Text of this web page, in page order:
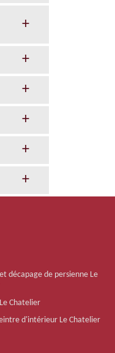
décapage de persienne Le
Chatelier
d'intérieur Le Chatelier